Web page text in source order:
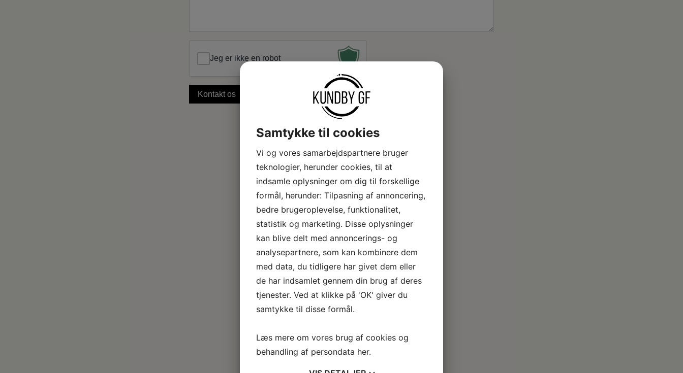
Jeg er ikke en robot
Samtykke til cookies
Vi og vores samarbejdspartnere bruger
teknologier, herunder cookies, til at
indsamle oplysninger om dig til forskellige
formål, herunder: Tilpasning af annoncering,
bedre brugeroplevelse, funktionalitet,
statistik og marketing. Disse oplysninger
kan blive delt med annoncerings- og
analysepartnere, som kan kombinere dem
med data, du tidligere har givet dem eller
de har indsamlet gennem din brug af deres
tjenester. Ved at klikke på 'OK' giver du
samtykke til disse formål.
Læs mere om vores brug af cookies og
behandling af persondata her.